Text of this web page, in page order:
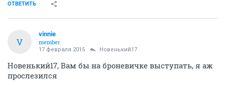
ОТВЕТИТЬ
V
vinnie
member
17 февраля 2015 Новенький17
Новенький17, Вам бы на броневичке выступать, я аж
прослезился